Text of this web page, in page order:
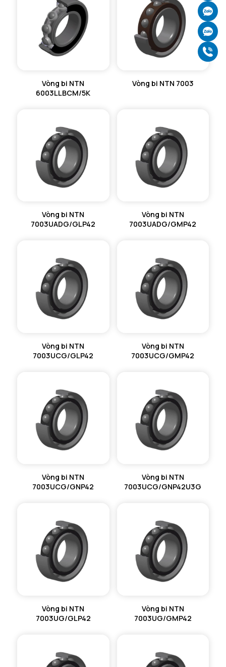
Vòng bi NTN
6003LLBCM/5K
Vòng bi NTN 7003
Vòng bi NTN
7003UADG/GLP42
Vòng bi NTN
7003UADG/GMP42
Vòng bi NTN
7003UCG/GLP42
Vòng bi NTN
7003UCG/GMP42
Vòng bi NTN
7003UCG/GNP42
Vòng bi NTN
7003UCG/GNP42U3G
Vòng bi NTN
7003UG/GLP42
Vòng bi NTN
7003UG/GMP42